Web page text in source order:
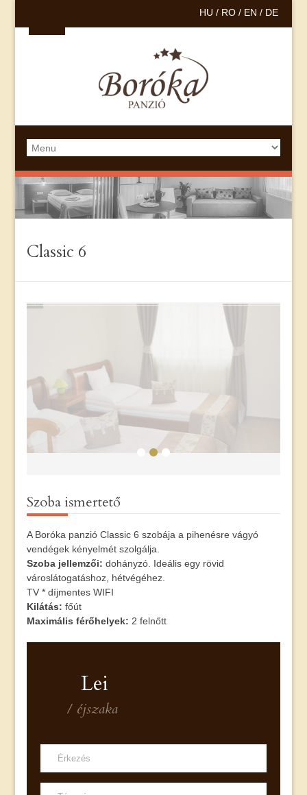
HU / RO / EN / DE
Classic 6
Szoba ismertető
A Boróka panzió Classic 6 szobája a pihenésre vágyó
vendégek kényelmét szolgálja.
Szoba jellemzői: dohányzó. Ideális egy rövid
városlátogatáshoz, hétvégéhez.
TV * díjmentes WIFI
Kilátás: főút
Maximális férőhelyek: 2 felnőtt
Lei
/ éjszaka